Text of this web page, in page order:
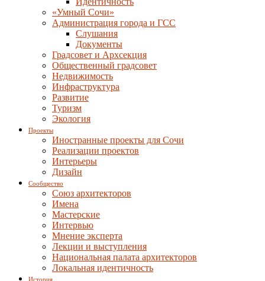
«Умный Сочи»
Администрация города и ГСС
Слушания
Документы
Градсовет и Архсекция
Общественный градсовет
Недвижимость
Инфраструктура
Развитие
Туризм
Экология
Проекты
Иностранные проекты для Сочи
Реализации проектов
Интерьеры
Дизайн
Сообщество
Союз архитекторов
Имена
Мастерские
Интервью
Мнение эксперта
Лекции и выступления
Национальная палата архитекторов
Локальная идентичность
История